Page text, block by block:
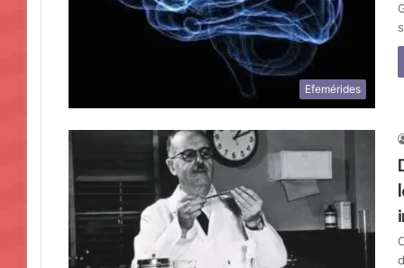
Efemérides